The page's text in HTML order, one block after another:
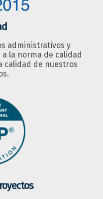
administrativos y
la norma de calidad
calidad de nuestros